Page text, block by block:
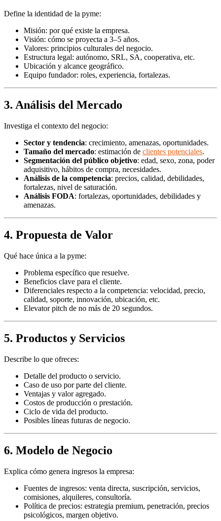
Define la identidad de la pyme:
Misión: por qué existe la empresa.
Visión: cómo se proyecta a 3–5 años.
Valores: principios culturales del negocio.
Estructura legal: autónomo, SRL, SA, cooperativa, etc.
Ubicación y alcance geográfico.
Equipo fundador: roles, experiencia, fortalezas.
3. Análisis del Mercado
Investiga el contexto del negocio:
Sector y tendencia: crecimiento, amenazas, oportunidades.
Tamaño del mercado: estimación de clientes potenciales.
Segmentación del público objetivo: edad, sexo, zona, poder
adquisitivo, hábitos de compra, necesidades.
Análisis de la competencia: precios, calidad, debilidades,
fortalezas, nivel de saturación.
Análisis FODA: fortalezas, oportunidades, debilidades y
amenazas.
4. Propuesta de Valor
Qué hace única a la pyme:
Problema específico que resuelve.
Beneficios clave para el cliente.
Diferenciales respecto a la competencia: velocidad, precio,
calidad, soporte, innovación, ubicación, etc.
Elevator pitch de no más de 20 segundos.
5. Productos y Servicios
Describe lo que ofreces:
Detalle del producto o servicio.
Caso de uso por parte del cliente.
Ventajas y valor agregado.
Costos de producción o prestación.
Ciclo de vida del producto.
Posibles líneas futuras de negocio.
6. Modelo de Negocio
Explica cómo genera ingresos la empresa:
Fuentes de ingresos: venta directa, suscripción, servicios,
comisiones, alquileres, consultoría.
Política de precios: estrategia premium, penetración, precios
psicológicos, margen objetivo.